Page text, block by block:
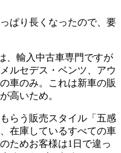
ぱり長くなったので、要
、輸入中古車専門ですが
ルセデス・ベンツ、アウ
車のみ。これは新車の販
高いため。
らう販売スタイル「五感
在庫しているすべての車
ためお客様は1日で違っ